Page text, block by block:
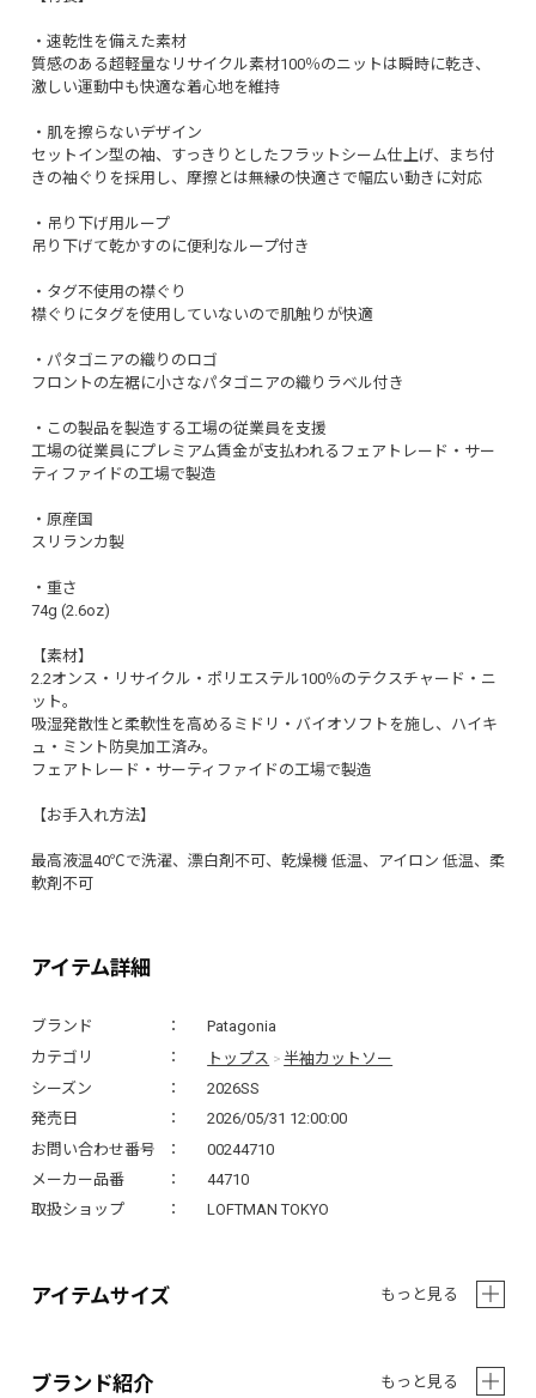
アイテム詳細
ブランド
Patagonia
カテゴリ
トップス >半袖カットソー
シーズン
2026SS
発売日
2026/05/31 12:00:00
お問い合わせ番号
00244710
メーカー品番
44710
取扱ショップ
LOFTMAN TOKYO
・速乾性を備えた素材
質感のある超軽量なリサイクル素材100％のニットは瞬時に乾き、
激しい運動中も快適な着心地を維持
・肌を擦らないデザイン
セットイン型の袖、すっきりとしたフラットシーム仕上げ、まち付
きの袖ぐりを採用し、摩擦とは無縁の快適さで幅広い動きに対応
・吊り下げ用ループ
吊り下げて乾かすのに便利なループ付き
・タグ不使用の襟ぐり
襟ぐりにタグを使用していないので肌触りが快適
・パタゴニアの織りのロゴ
フロントの左裾に小さなパタゴニアの織りラベル付き
・この製品を製造する工場の従業員を支援
工場の従業員にプレミアム賃金が支払われるフェアトレード・サー
ティファイドの工場で製造
・原産国
スリランカ製
・重さ
74g (2.6oz)
【素材】
2.2オンス・リサイクル・ポリエステル100％のテクスチャード・ニ
ット。
吸湿発散性と柔軟性を高めるミドリ・バイオソフトを施し、ハイキ
ュ・ミント防臭加工済み。
フェアトレード・サーティファイドの工場で製造
【お手入れ方法】
最高液温40℃で洗濯、漂白剤不可、乾燥機 低温、アイロン 低温、柔
軟剤不可
アイテムサイズ もっと見る
ブランド紹介 もっと見る